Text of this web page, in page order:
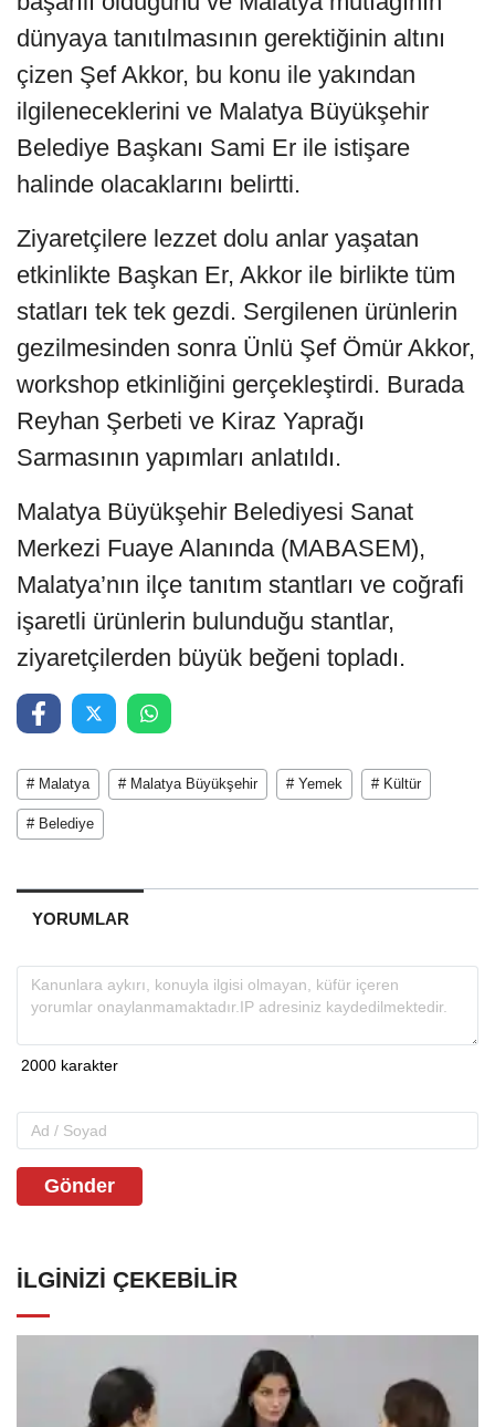
dünyaya tanıtılmasının gerektiğinin altını
çizen Şef Akkor, bu konu ile yakından
ilgileneceklerini ve Malatya Büyükşehir
Belediye Başkanı Sami Er ile istişare
halinde olacaklarını belirtti.
Ziyaretçilere lezzet dolu anlar yaşatan
etkinlikte Başkan Er, Akkor ile birlikte tüm
statları tek tek gezdi. Sergilenen ürünlerin
gezilmesinden sonra Ünlü Şef Ömür Akkor,
workshop etkinliğini gerçekleştirdi. Burada
Reyhan Şerbeti ve Kiraz Yaprağı
Sarmasının yapımları anlatıldı.
Malatya Büyükşehir Belediyesi Sanat
Merkezi Fuaye Alanında (MABASEM),
Malatya’nın ilçe tanıtım stantları ve coğrafi
işaretli ürünlerin bulunduğu stantlar,
ziyaretçilerden büyük beğeni topladı.
# Malatya # Malatya Büyükşehir # Yemek # Kültür
# Belediye
YORUMLAR
Gönder
İLGINIZI ÇEKEBILIR